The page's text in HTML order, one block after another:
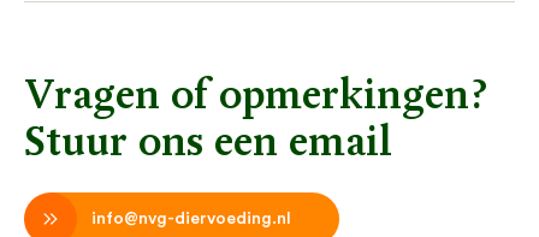
Vragen of opmerkingen?
Stuur ons een email
info@nvg-diervoeding.nl